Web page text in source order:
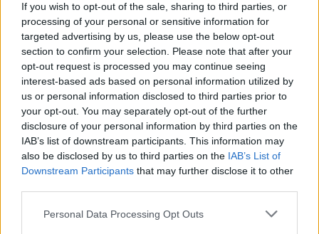
If you wish to opt-out of the sale, sharing to third parties, or
processing of your personal or sensitive information for
targeted advertising by us, please use the below opt-out
section to confirm your selection. Please note that after your
opt-out request is processed you may continue seeing
interest-based ads based on personal information utilized by
us or personal information disclosed to third parties prior to
your opt-out. You may separately opt-out of the further
disclosure of your personal information by third parties on the
IAB’s list of downstream participants. This information may
also be disclosed by us to third parties on the IAB’s List of
Downstream Participants that may further disclose it to other
Personal Data Processing Opt Outs
ΔΙΑΦΗΜΙΣΗ